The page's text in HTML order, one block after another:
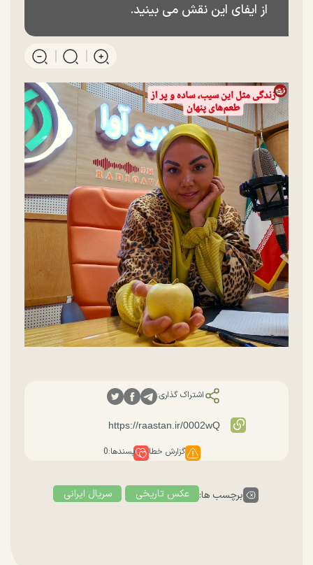
از ایفای این نقش می بینید.
اشتراک گذاری:
گزارش خطا پسندها:0
برچسب ها: عکس تاریخی سریال ایرانی